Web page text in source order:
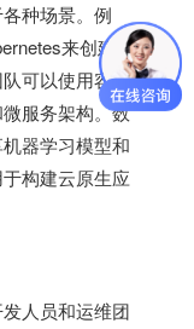
种场景。例
来创建和
可以使用容器
服务架构。数
器学习模型和
构建云原生应
发人员和运维团